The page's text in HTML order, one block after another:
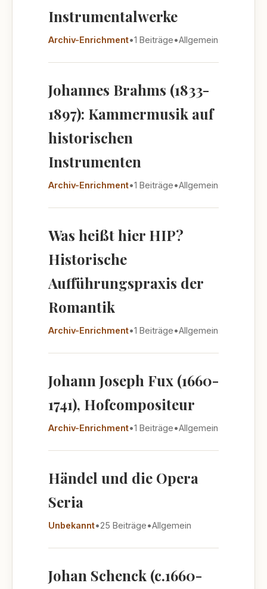
Instrumentalwerke
Archiv-Enrichment•1 Beiträge•Allgemein
Johannes Brahms (1833-
1897): Kammermusik auf
historischen
Instrumenten
Archiv-Enrichment•1 Beiträge•Allgemein
Was heißt hier HIP?
Historische
Aufführungspraxis der
Romantik
Archiv-Enrichment•1 Beiträge•Allgemein
Johann Joseph Fux (1660-
1741), Hofcompositeur
Archiv-Enrichment•1 Beiträge•Allgemein
Händel und die Opera
Seria
Unbekannt•25 Beiträge•Allgemein
Johan Schenck (c.1660-